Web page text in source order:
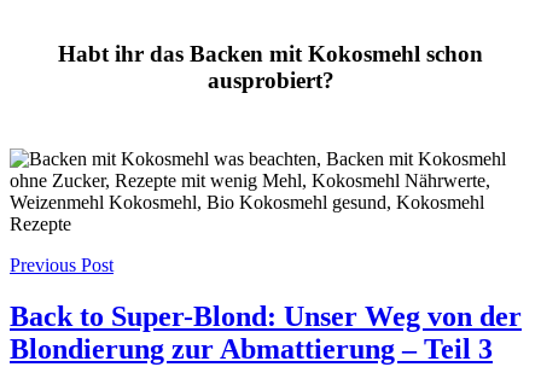
Habt ihr das Backen mit Kokosmehl schon
ausprobiert?
Post
navigation
Previous Post
Back to Super-Blond: Unser Weg von der
Blondierung zur Abmattierung – Teil 3